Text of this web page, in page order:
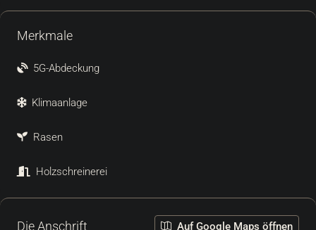
Merkmale
5G-Abdeckung
Klimaanlage
Rasen
Holzschreinerei
Die Anschrift Auf Google Maps öffnen